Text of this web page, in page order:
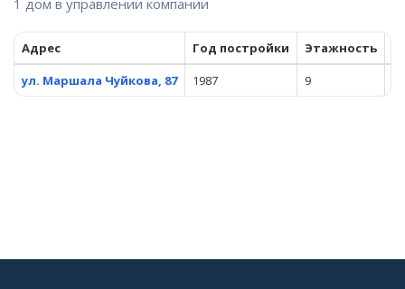
1 дом в управлении компании
Адрес Год постройки Этажность
ул. Маршала Чуйкова, 87
1987 9